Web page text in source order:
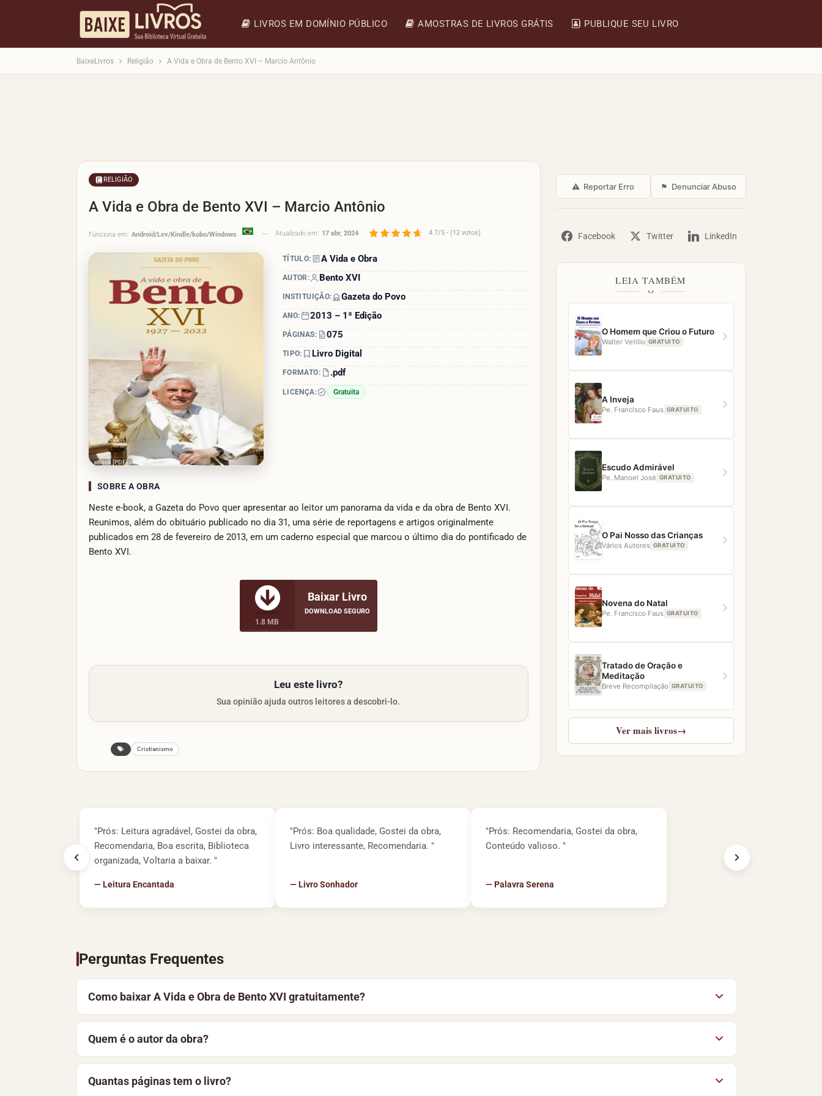
LIVROS EM DOMÍNIO PÚBLICO AMOSTRAS DE LIVROS GRÁTIS PUBLIQUE SEU LIVRO
BaixeLivros Religião A Vida e Obra de Bento XVI – Marcio Antônio
RELIGIÃO
A Vida e Obra de Bento XVI – Marcio Antônio
Funciona em: Android/Lev/Kindle/kobo/Windows Atualizado em: 17 abr, 2024
eBook [PDF]
4.7/5 - (12 votos)
TÍTULO: A Vida e Obra
AUTOR: Bento XVI
INSTITUIÇÃO: Gazeta do Povo
ANO: 2013 – 1ª Edição
PÁGINAS: 075
TIPO: Livro Digital
FORMATO: .pdf
LICENÇA: Gratuita
SOBRE A OBRA
Neste e-book, a Gazeta do Povo quer apresentar ao leitor um panorama da vida e da obra de Bento XVI.
Reunimos, além do obituário publicado no dia 31, uma série de reportagens e artigos originalmente
publicados em 28 de fevereiro de 2013, em um caderno especial que marcou o último dia do pontificado de
Bento XVI.
1.8 MB
Baixar Livro
DOWNLOAD SEGURO
Leu este livro?
Sua opinião ajuda outros leitores a descobri-lo.
Cristianismo
"Prós: Leitura agradável, Gostei da obra,
Recomendaria, Boa escrita, Biblioteca
organizada, Voltaria a baixar. "
— Leitura Encantada
"Prós: Boa qualidade, Gostei da obra,
Livro interessante, Recomendaria. "
— Livro Sonhador
"Prós: Recomendaria, Gostei da obra,
Conteúdo valioso. "
— Palavra Serena
Perguntas Frequentes
Como baixar A Vida e Obra de Bento XVI gratuitamente?
Para baixar A Vida e Obra de Bento XVI, de Bento XVI, clique no botão “Baixar Livro” nesta página, o download começa sem custo algum.
Você também pode optar por ler o material online, de forma simples e segura.
Quem é o autor da obra?
A Vida e Obra de Bento XVI é de autoria de Bento XVI. No Baixe Livros você encontra este e outros materiais gratuitos do acervo
Biografias.
Quantas páginas tem o livro?
⚠ Reportar Erro ⚑ Denunciar Abuso
Facebook Twitter LinkedIn
LEIA TAMBÉM
O Homem que Criou o Futuro
Walter Vetillo GRATUITO
A Inveja
Pe. Francisco Faus GRATUITO
Escudo Admirável
Pe. Manoel José GRATUITO
O Pai Nosso das Crianças
Vários Autores GRATUITO
Novena do Natal
Pe. Francisco Faus GRATUITO
Tratado de Oração e
Meditação
Breve Recompilação GRATUITO
Ver mais livros→